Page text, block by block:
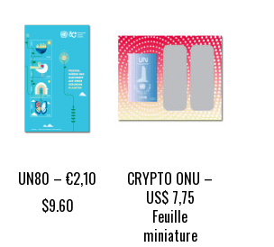
UN80 – €2,10
$9.60
CRYPTO ONU –
US$ 7,75
Feuille
miniature